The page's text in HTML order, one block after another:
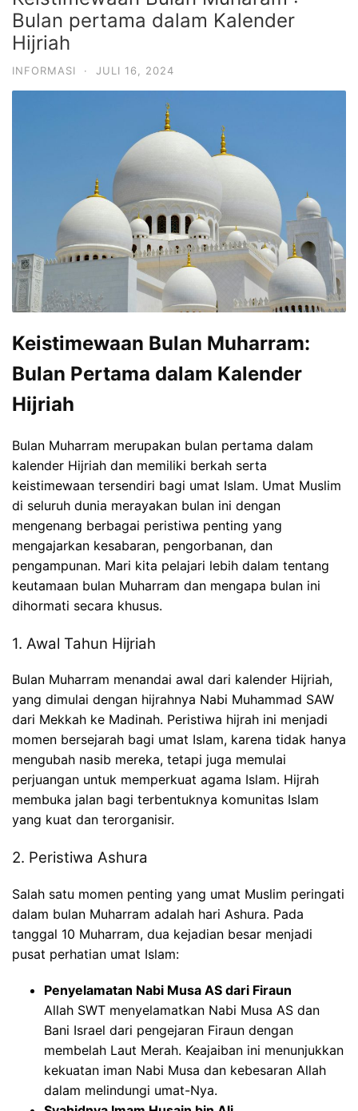
Bulan pertama dalam Kalender
Hijriah
INFORMASI · JULI 16, 2024
Keistimewaan Bulan Muharram:
Bulan Pertama dalam Kalender
Hijriah
Bulan Muharram merupakan bulan pertama dalam
kalender Hijriah dan memiliki berkah serta
keistimewaan tersendiri bagi umat Islam. Umat Muslim
di seluruh dunia merayakan bulan ini dengan
mengenang berbagai peristiwa penting yang
mengajarkan kesabaran, pengorbanan, dan
pengampunan. Mari kita pelajari lebih dalam tentang
keutamaan bulan Muharram dan mengapa bulan ini
dihormati secara khusus.
1. Awal Tahun Hijriah
Bulan Muharram menandai awal dari kalender Hijriah,
yang dimulai dengan hijrahnya Nabi Muhammad SAW
dari Mekkah ke Madinah. Peristiwa hijrah ini menjadi
momen bersejarah bagi umat Islam, karena tidak hanya
mengubah nasib mereka, tetapi juga memulai
perjuangan untuk memperkuat agama Islam. Hijrah
membuka jalan bagi terbentuknya komunitas Islam
yang kuat dan terorganisir.
2. Peristiwa Ashura
Salah satu momen penting yang umat Muslim peringati
dalam bulan Muharram adalah hari Ashura. Pada
tanggal 10 Muharram, dua kejadian besar menjadi
pusat perhatian umat Islam:
Penyelamatan Nabi Musa AS dari Firaun
Allah SWT menyelamatkan Nabi Musa AS dan
Bani Israel dari pengejaran Firaun dengan
membelah Laut Merah. Keajaiban ini menunjukkan
kekuatan iman Nabi Musa dan kebesaran Allah
dalam melindungi umat-Nya.